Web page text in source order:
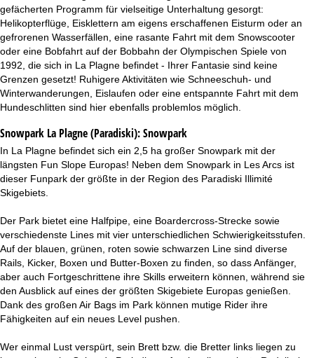
gefächerten Programm für vielseitige Unterhaltung gesorgt:
Helikopterflüge, Eisklettern am eigens erschaffenen Eisturm oder an
gefrorenen Wasserfällen, eine rasante Fahrt mit dem Snowscooter
oder eine Bobfahrt auf der Bobbahn der Olympischen Spiele von
1992, die sich in La Plagne befindet - Ihrer Fantasie sind keine
Grenzen gesetzt! Ruhigere Aktivitäten wie Schneeschuh- und
Winterwanderungen, Eislaufen oder eine entspannte Fahrt mit dem
Hundeschlitten sind hier ebenfalls problemlos möglich.
Snowpark La Plagne (Paradiski):Snowpark
In La Plagne befindet sich ein 2,5 ha großer Snowpark mit der
längsten Fun Slope Europas! Neben dem Snowpark in Les Arcs ist
dieser Funpark der größte in der Region des Paradiski Illimité
Skigebiets.
Der Park bietet eine Halfpipe, eine Boardercross-Strecke sowie
verschiedenste Lines mit vier unterschiedlichen Schwierigkeitsstufen.
Auf der blauen, grünen, roten sowie schwarzen Line sind diverse
Rails, Kicker, Boxen und Butter-Boxen zu finden, so dass Anfänger,
aber auch Fortgeschrittene ihre Skills erweitern können, während sie
den Ausblick auf eines der größten Skigebiete Europas genießen.
Dank des großen Air Bags im Park können mutige Rider ihre
Fähigkeiten auf ein neues Level pushen.
Wer einmal Lust verspürt, sein Brett bzw. die Bretter links liegen zu